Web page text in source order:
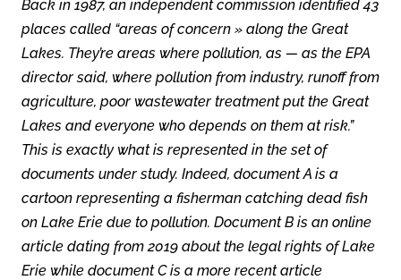
Back in 1987, an independent commission identified 43
places called “areas of concern » along the Great
Lakes. They’re areas where pollution, as — as the EPA
director said, where pollution from industry, runoff from
agriculture, poor wastewater treatment put the Great
Lakes and everyone who depends on them at risk.”
This is exactly what is represented in the set of
documents under study. Indeed, document A is a
cartoon representing a fisherman catching dead fish
on Lake Erie due to pollution. Document B is an online
article dating from 2019 about the legal rights of Lake
Erie while document C is a more recent article